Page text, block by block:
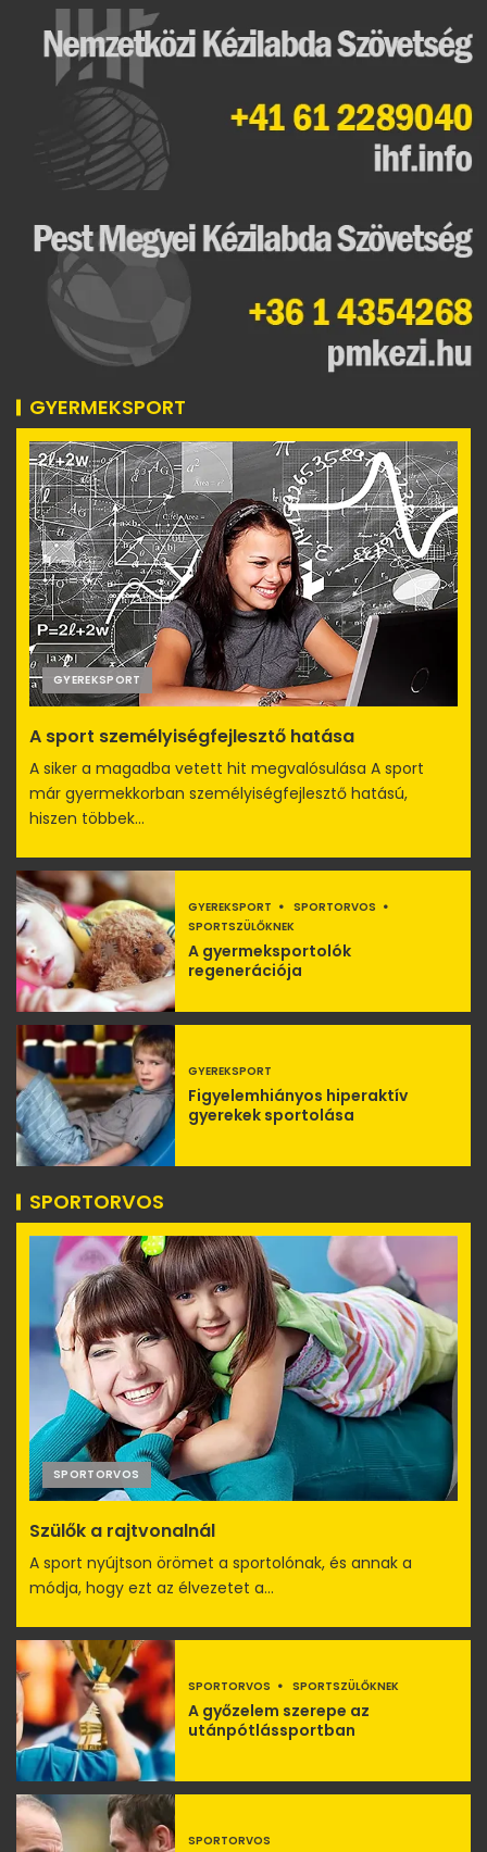
GYERMEKSPORT
GYEREKSPORT
A sport személyiségfejlesztő hatása
A siker a magadba vetett hit megvalósulása A sport
már gyermekkorban személyiségfejlesztő hatású,
hiszen többek...
GYEREKSPORT
SPORTORVOS
SPORTSZÜLŐKNEK
A gyermeksportolók
regenerációja
GYEREKSPORT
Figyelemhiányos hiperaktív
gyerekek sportolása
SPORTORVOS
SPORTORVOS
Szülők a rajtvonalnál
A sport nyújtson örömet a sportolónak, és annak a
módja, hogy ezt az élvezetet a...
SPORTORVOS SPORTSZÜLŐKNEK
A győzelem szerepe az
utánpótlássportban
SPORTORVOS